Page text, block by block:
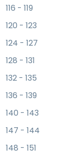
116 - 119
120 - 123
124 - 127
128 - 131
132 - 135
136 - 139
140 - 143
147 - 144
148 - 151